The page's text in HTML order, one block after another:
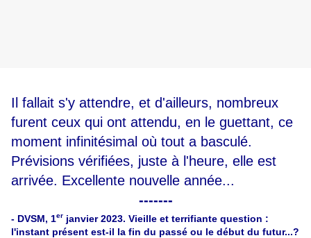
Il fallait s'y attendre, et d'ailleurs, nombreux
furent ceux qui ont attendu, en le guettant, ce
moment infinitésimal où tout a basculé.
Prévisions vérifiées, juste à l'heure, elle est
arrivée. Excellente nouvelle année...
-------
- DVSM, 1er janvier 2023. Vieille et terrifiante question :
l'instant présent est-il la fin du passé ou le début du futur...?